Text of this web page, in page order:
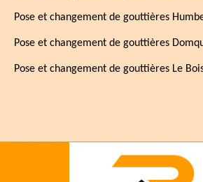
Pose et changement de gouttières
Pose et changement de gouttières
Pose et changement de gouttières Le